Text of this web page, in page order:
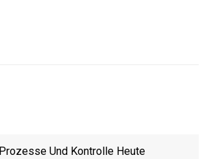
Prozesse Und Kontrolle Heute